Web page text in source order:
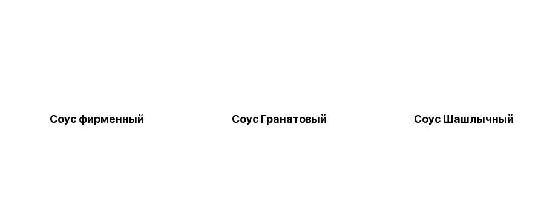
Соус фирменный Соус Гранатовый Соус Шашлычный